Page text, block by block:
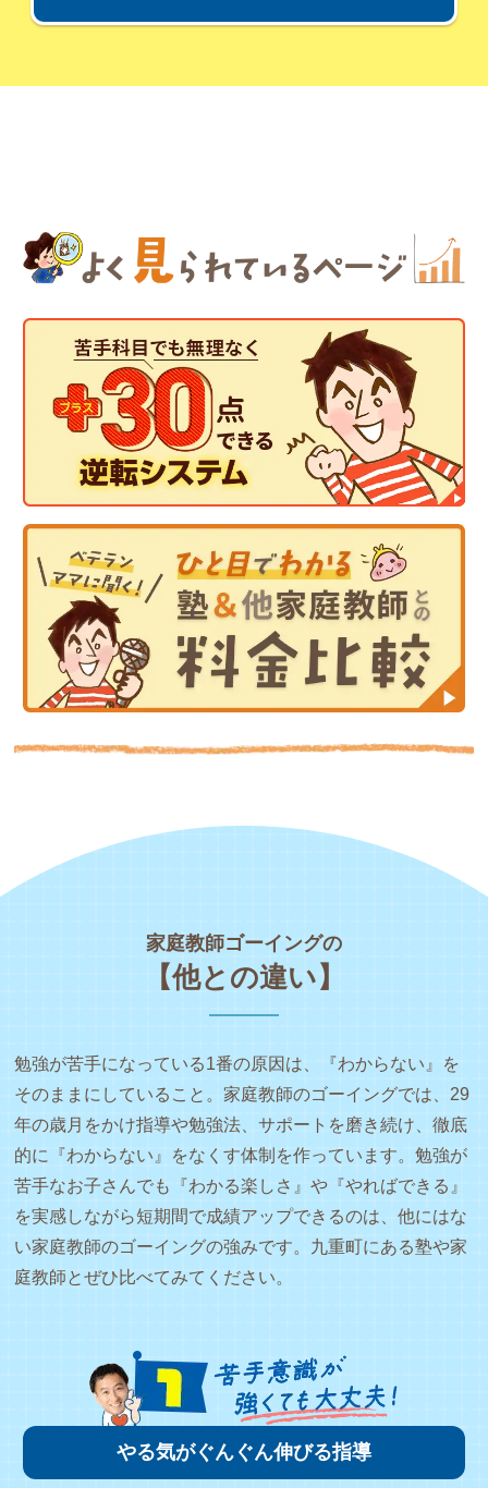
家庭教師ゴーイングの
【他との違い】
勉強が苦手になっている1番の原因は、『わからない』を
そのままにしていること。家庭教師のゴーイングでは、29
年の歳月をかけ指導や勉強法、サポートを磨き続け、徹底
的に『わからない』をなくす体制を作っています。勉強が
苦手なお子さんでも『わかる楽しさ』や『やればできる』
を実感しながら短期間で成績アップできるのは、他にはな
い家庭教師のゴーイングの強みです。九重町にある塾や家
庭教師とぜひ比べてみてください。
やる気がぐんぐん伸びる指導